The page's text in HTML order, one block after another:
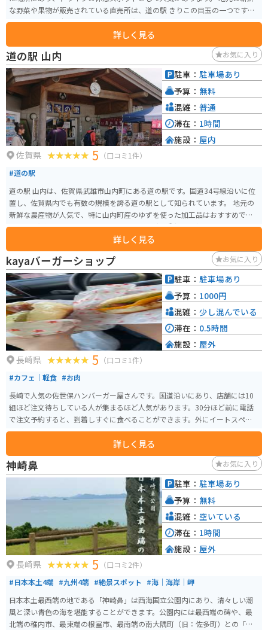
な野菜や果物が販売されている直売所は、道の駅 きりこの目玉の一つです。
とくに、きりこ米、ハウスみかん、富有タイなどの農産物は、お土産として
す。道の駅 きりこは、佐賀県の自然を感じながら、ゆったりと休憩できる場
所です。
詳しく見る
道の駅 山内 お気に入り
佐賀県 5 （口コミ1件）
#道の駅
道の駅 山内は、佐賀県武雄市山内町にある道の駅です。国道34号線沿いに位
置し、佐賀県内でも有数の規模を誇る道の駅として知られています。 地元の
新鮮な農産物が人気で、特に山内町産のゆずを使った加工品はおすすめで
す。ゆず胡椒、ゆずドリンク、ゆずアイスなど、種類も豊富なので、お土産に
ぴったりです。また、レストランでは、地元産の食材を使った料理を楽しむ
ことができます。 バイクで訪れる場合、道の駅には広い駐車場が完備されて
いるので安心です。ツーリングの休憩スポットとしても最適です。道の駅周辺
には、温泉施設や宿泊施設もあるので、ゆっくりと観光を楽しむこともでき
ます。 道の駅 山内は、地元の特産品やグルメ、観光情報を一度に得ることが
できる便利なスポットです。ドライブやツーリングの際には、ぜひ立ち寄っ
てみてください。
詳しく見る
駐車： 駐車場あり
予算： 無料
混雑： 普通
滞在： 1時間
施設： 屋内
kayaバーガーショップ お気に入り
長崎県 5 （口コミ1件）
#カフェ｜軽食 #お肉
長崎で人気の佐世保ハンバーガー屋さんです。国道沿いにあり、店舗には10
組ほど注文待ちしている人が集まるほど人気があります。30分ほど前に電話
で注文予約すると、到着しすぐに食べることができます。外にイートスペー
スがあるため、季節を感じながらの食事もできます。
詳しく見る
駐車： 駐車場あり
予算： 1000円
混雑： 少し混んでいる
滞在： 0.5時間
施設： 屋外
神崎鼻 お気に入り
長崎県 5 （口コミ2件）
#日本本土4端 #九州4端 #絶景スポット #海｜海岸｜岬
日本本土最西端の地である「神崎鼻」は西海国立公園内にあり、清々しい潮
風と深い青色の海を堪能することができます。公園内には最西端の碑や、最
北端の稚内市、最東端の根室市、最南端の南大隅町（旧：佐多町）との「四
駐車： 駐車場あり
予算： 無料
混雑： 空いている
滞在： 1時間
施設： 屋外